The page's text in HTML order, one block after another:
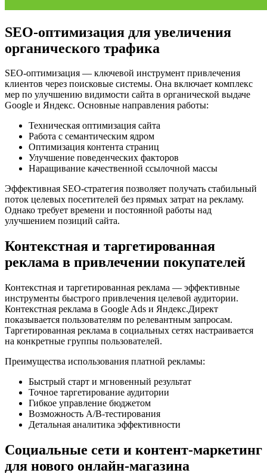
SEO-оптимизация для увеличения
органического трафика
SEO-оптимизация — ключевой инструмент привлечения
клиентов через поисковые системы. Она включает комплекс
мер по улучшению видимости сайта в органической выдаче
Google и Яндекс. Основные направления работы:
Техническая оптимизация сайта
Работа с семантическим ядром
Оптимизация контента страниц
Улучшение поведенческих факторов
Наращивание качественной ссылочной массы
Эффективная SEO-стратегия позволяет получать стабильный
поток целевых посетителей без прямых затрат на рекламу.
Однако требует времени и постоянной работы над
улучшением позиций сайта.
Контекстная и таргетированная
реклама в привлечении покупателей
Контекстная и таргетированная реклама — эффективные
инструменты быстрого привлечения целевой аудитории.
Контекстная реклама в Google Ads и Яндекс.Директ
показывается пользователям по релевантным запросам.
Таргетированная реклама в социальных сетях настраивается
на конкретные группы пользователей.
Преимущества использования платной рекламы:
Быстрый старт и мгновенный результат
Точное таргетирование аудитории
Гибкое управление бюджетом
Возможность A/B-тестирования
Детальная аналитика эффективности
Социальные сети и контент-маркетинг
для нового онлайн-магазина